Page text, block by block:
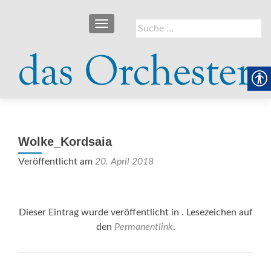
Suche
nach:
SCHALTE NAVIGATION
Wolke_Kordsaia
Veröffentlicht am 20. April 2018
Dieser Eintrag wurde veröffentlicht in . Lesezeichen auf
den Permanentlink.